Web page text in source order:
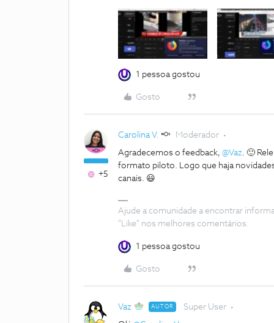
1 pessoa gostou
Gosto
+5
Carolina V. Moderador
Agradecemos o feedback, @Vaz. 🙂
formato piloto. Logo que haja
canais. 😃
Ajude a comunidade a encontrar
"Like" nos melhores comentários.
1 pessoa gostou
Gosto
Vaz AUTOR Super User